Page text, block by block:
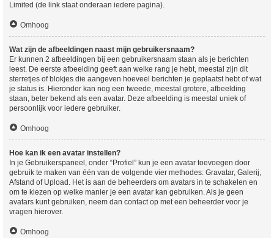
Limited (de link staat onderaan iedere pagina).
Omhoog
Wat zijn de afbeeldingen naast mijn gebruikersnaam?
Er kunnen 2 afbeeldingen bij een gebruikersnaam staan als je berichten
leest. De eerste afbeelding geeft aan welke rang je hebt, meestal zijn dit
sterretjes of blokjes die aangeven hoeveel berichten je geplaatst hebt of wat
je status is. Hieronder kan nog een tweede, meestal grotere, afbeelding
staan, beter bekend als een avatar. Deze afbeelding is meestal uniek of
persoonlijk voor iedere gebruiker.
Omhoog
Hoe kan ik een avatar instellen?
In je Gebruikerspaneel, onder “Profiel” kun je een avatar toevoegen door
gebruik te maken van één van de volgende vier methodes: Gravatar, Galerij,
Afstand of Upload. Het is aan de beheerders om avatars in te schakelen en
om te kiezen op welke manier je een avatar kan gebruiken. Als je geen
avatars kunt gebruiken, neem dan contact op met een beheerder voor je
vragen hierover.
Omhoog